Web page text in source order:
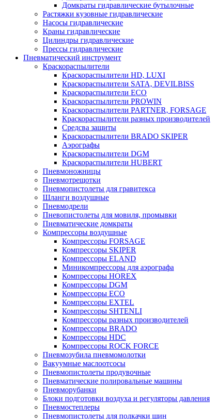
Домкраты гидравлические бутылочные
Растяжки кузовные гидравлические
Насосы гидравлические
Краны гидравлические
Цилиндры гидравлические
Прессы гидравлические
Пневматический инструмент
Краскораспылители
Краскораспылители HD, LUXI
Краскораспылители SATA, DEVILBISS
Краскораспылители ECO
Краскораспылители PROWIN
Краскораспылители PARTNER, FORSAGE
Краскораспылители разных производителей
Средсва защиты
Краскораспылители BRADO SKIPER
Аэрографы
Краскораспылители DGM
Краскораспылители HUBERT
Пневмоножницы
Пневмотрещотки
Пневмопистолеты для гравитекса
Шланги воздушные
Пневмодрели
Пневопистолеты для мовиля, промывки
Пневматические домкраты
Компрессоры воздушные
Компрессоры FORSAGE
Компрессоры SKIPER
Компрессоры ELAND
Миникомпрессоры для аэрографа
Компрессоры HOREX
Компрессоры DGM
Компрессоры ECO
Компрессоры EXTEL
Компрессоры SHTENLI
Компрессоры разных производителей
Компрессоры BRADO
Компрессоры HDC
Компрессоры ROCK FORCE
Пневмозубила пневмомолотки
Вакуумные маслоотсосы
Пневмопистолеты продувочные
Пневматические полировальные машины
Пневморубанки
Блоки подготовки воздуха и регуляторы давления
Пневмостеплеры
Пневмопистолеты для подкачки шин